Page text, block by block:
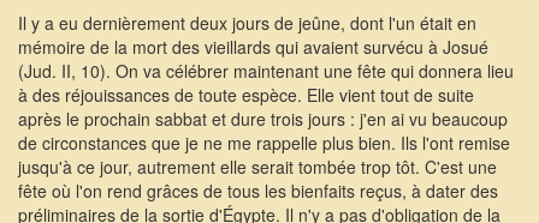
Il y a eu dernièrement deux jours de jeûne, dont l'un était en
mémoire de la mort des vieillards qui avaient survécu à Josué
(Jud. II, 10). On va célébrer maintenant une fête qui donnera lieu
à des réjouissances de toute espèce. Elle vient tout de suite
après le prochain sabbat et dure trois jours : j'en ai vu beaucoup
de circonstances que je ne me rappelle plus bien. Ils l'ont remise
jusqu'à ce jour, autrement elle serait tombée trop tôt. C'est une
fête où l'on rend grâces de tous les bienfaits reçus, à dater des
préliminaires de la sortie d'Égypte. Il n'y a pas d'obligation de la